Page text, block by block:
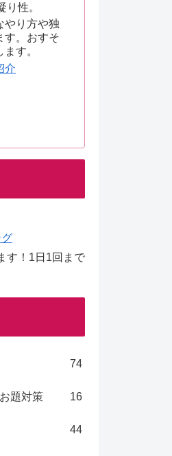
り性。
やり方や独
す。おすそ
す。
介
す！1日1回まで
74
題対策 16
44